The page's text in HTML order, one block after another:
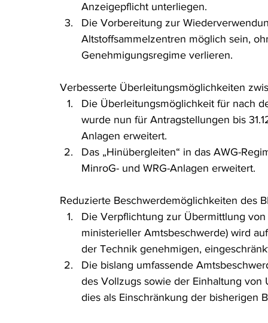
Anzeigepflicht unterliegen.
Die Vorbereitung zur
Altstoffsammelzentren möglich sein,
Genehmigungsregime verlieren.
Verbesserte Überleitungsmöglichkeiten
Die Überleitungsmöglichkeit für nach
wurde nun für Antragstellungen bis
Anlagen erweitert.
Das „Hinübergleiten“ in das AWG-
MinroG- und WRG-Anlagen erweitert.
Reduzierte Beschwerdemöglichkeiten des
Die Verpflichtung zur Übermittlung
ministerieller Amtsbeschwerde) wird
der Technik genehmigen,
Die bislang umfassende
des Vollzugs sowie der Einhaltung
dies als Einschränkung der bisherigen